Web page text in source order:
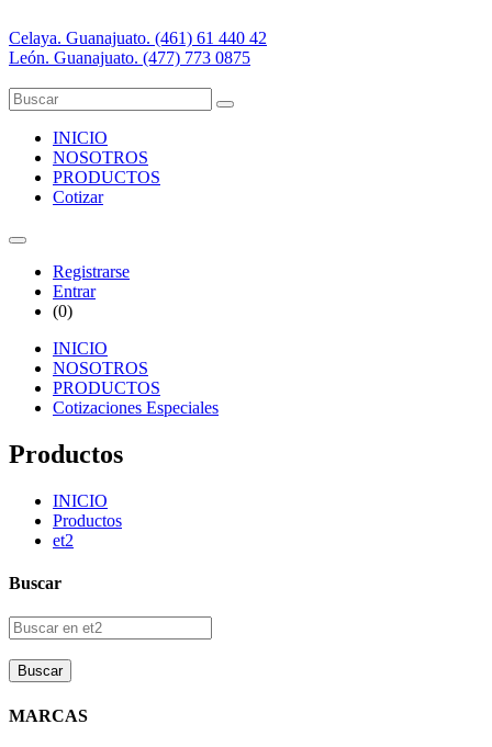
Celaya. Guanajuato. (461) 61 440 42
León. Guanajuato. (477) 773 0875
INICIO
NOSOTROS
PRODUCTOS
Cotizar
Registrarse
Entrar
(0)
INICIO
NOSOTROS
PRODUCTOS
Cotizaciones Especiales
Productos
INICIO
Productos
et2
Buscar
Buscar
MARCAS